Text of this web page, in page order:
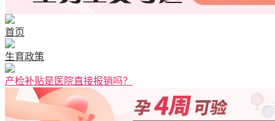
首页
生育政策
产检补贴是医院直接报销吗？